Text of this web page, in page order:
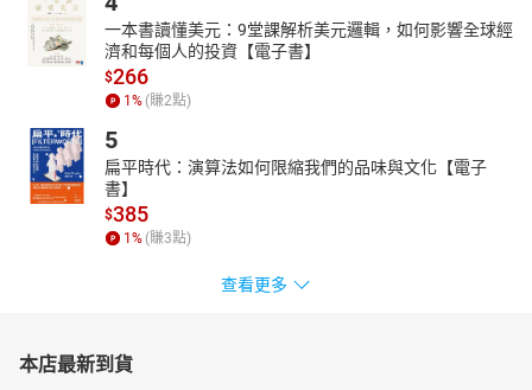
一本書讀懂美元：9堂課解析美元邏輯，如何影響全球經
濟和每個人的投資【電子書】
$266
1 % (賺2點)
5
扁平時代：演算法如何限縮我們的品味與文化【電子
書】
$385
1 % (賺3點)
查看更多
本店最新到貨